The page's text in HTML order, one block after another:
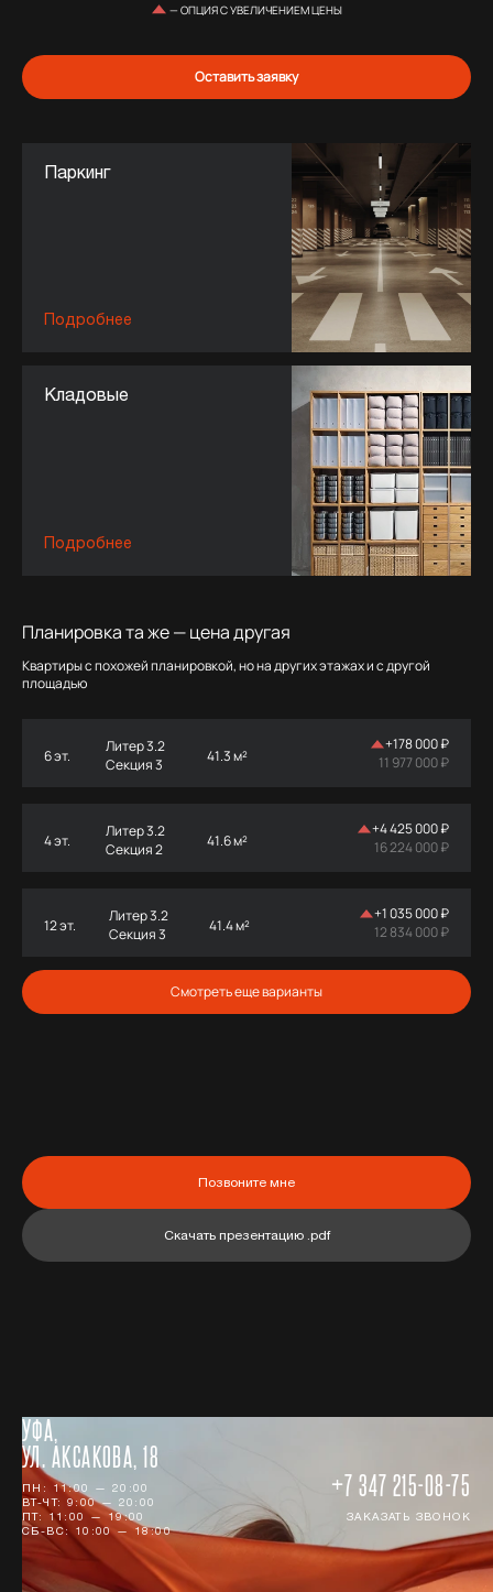
— ОПЦИЯ С УВЕЛИЧЕНИЕМ ЦЕНЫ
Оставить заявку
Паркинг
Подробнее
Кладовые
Подробнее
Планировка та же — цена другая
Квартиры с похожей планировкой, но на других этажах и с другой
площадью
6 эт.
Литер 3.2
Секция 3
41.3 м²
+178 000 ₽
11 977 000 ₽
4 эт.
Литер 3.2
Секция 2
41.6 м²
+4 425 000 ₽
16 224 000 ₽
12 эт.
Литер 3.2
Секция 3
41.4 м²
+1 035 000 ₽
12 834 000 ₽
Смотреть еще варианты
Позвоните мне
Скачать презентацию .pdf
УФА,
УЛ. АКСАКОВА, 18
ПН: 11:00 — 20:00
ВТ-ЧТ: 9:00 — 20:00
ПТ: 11:00 — 19:00
СБ-ВС: 10:00 — 18:00
+7 347 215-08-75
ЗАКАЗАТЬ ЗВОНОК